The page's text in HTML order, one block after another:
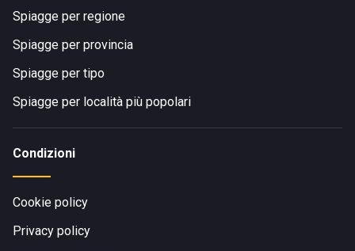
Spiagge per regione
Spiagge per provincia
Spiagge per tipo
Spiagge per località più popolari
Condizioni
Cookie policy
Privacy policy